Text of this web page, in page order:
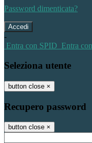
Password dimenticata?
-
Entra con SPID Entra
Seleziona utente
button close ×
Recupero password
button close ×